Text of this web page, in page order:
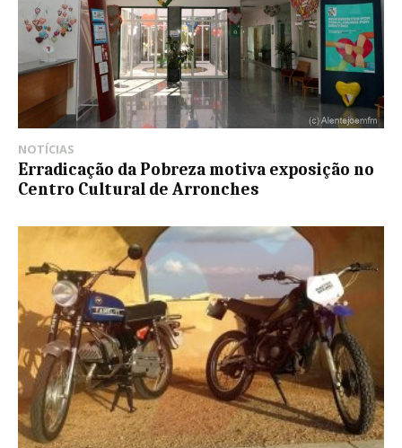
NOTÍCIAS
Erradicação da Pobreza motiva exposição no
Centro Cultural de Arronches